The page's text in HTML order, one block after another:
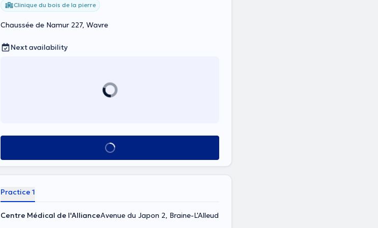
Clinique du bois de la pierre
Chaussée de Namur 227, Wavre
Next availability
See all
Practice 1
Centre Médical de l'AllianceAvenue du Japon 2, Braine-L'Alleud